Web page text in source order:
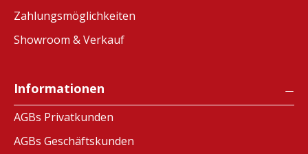
Zahlungsmöglichkeiten
Showroom & Verkauf
Informationen
AGBs Privatkunden
AGBs Geschäftskunden